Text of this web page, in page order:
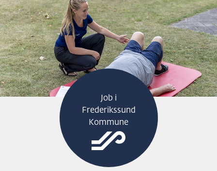
H
O
P
T
I
L
S
I
Job i
Frederikssund
Kommune